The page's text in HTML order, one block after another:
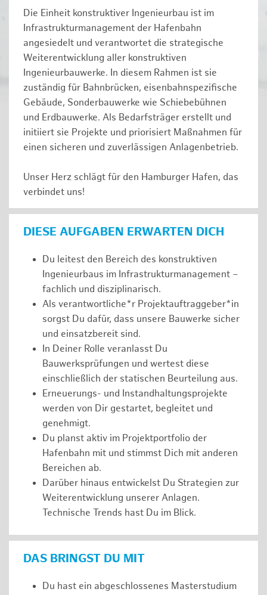
Die Einheit konstruktiver Ingenieurbau ist im
Infrastrukturmanagement der Hafenbahn
angesiedelt und verantwortet die strategische
Weiterentwicklung aller konstruktiven
Ingenieurbauwerke. In diesem Rahmen ist sie
zuständig für Bahnbrücken, eisenbahnspezifische
Gebäude, Sonderbauwerke wie Schiebebühnen
und Erdbauwerke. Als Bedarfsträger erstellt und
initiiert sie Projekte und priorisiert Maßnahmen für
einen sicheren und zuverlässigen Anlagenbetrieb.
Unser Herz schlägt für den Hamburger Hafen, das
verbindet uns!
DIESE AUFGABEN ERWARTEN DICH
Du leitest den Bereich des konstruktiven
Ingenieurbaus im Infrastrukturmanagement –
fachlich und disziplinarisch.
Als verantwortliche*r Projektauftraggeber*in
sorgst Du dafür, dass unsere Bauwerke sicher
und einsatzbereit sind.
In Deiner Rolle veranlasst Du
Bauwerksprüfungen und wertest diese
einschließlich der statischen Beurteilung aus.
Erneuerungs- und Instandhaltungsprojekte
werden von Dir gestartet, begleitet und
genehmigt.
Du planst aktiv im Projektportfolio der
Hafenbahn mit und stimmst Dich mit anderen
Bereichen ab.
Darüber hinaus entwickelst Du Strategien zur
Weiterentwicklung unserer Anlagen.
Technische Trends hast Du im Blick.
DAS BRINGST DU MIT
Du hast ein abgeschlossenes Masterstudium